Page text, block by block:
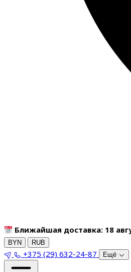
Ближайшая доставка: 18
BYN RUB
+375 (29) 632-24-87 Ещё